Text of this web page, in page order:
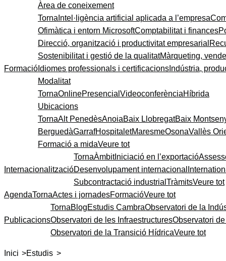
Formació
Àrea de coneixement
Torna Intel·ligència artificial aplicada a l’empresa
Ofimàtica i entorn MicrosoftComptabilitat i finances
Direcció, organització i productivitat empresarial
Sostenibilitat i gestió de la qualitatMàrqueting,
Idiomes professionals i certificacions Indústria,
Modalitat
TornaOnlinePresencial VideoconferènciaHíbrida
Ubicacions
TornaAlt PenedèsAnoiaBaix LlobregatBaix
BerguedàGarrafHospitaletMaresmeOsonaVallès
Formació a midaVeure tot
Internacionalització
TornaÀmbitIniciació en l’exportació
Desenvolupament internacional
Subcontractació industrial TràmitsVeure tot
AgendaTornaActes i jornadesFormacióVeure tot
Publicacions
TornaBlogEstudis CambraObservatori de la
Observatori de les InfraestructuresObservatori
Observatori de la Transició HídricaVeure tot
Inici >Estudis >